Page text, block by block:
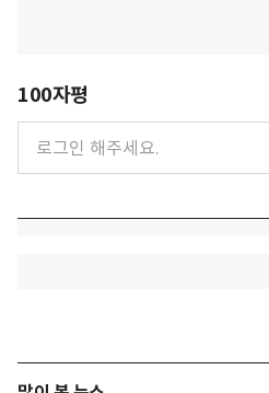
100자평